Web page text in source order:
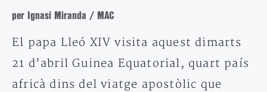
per Ignasi Miranda / MAC
El papa Lleó XIV visita aquest dimarts
21 d’abril Guinea Equatorial, quart país
africà dins del viatge apostòlic que